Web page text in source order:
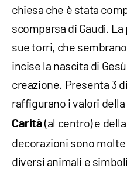
chiesa che è stata
scomparsa di Gaudì.
sue torri, che
incise la nascita di
creazione. Presenta 3
raffigurano i valori della
Carità (al centro) e
decorazioni sono
diversi animali e